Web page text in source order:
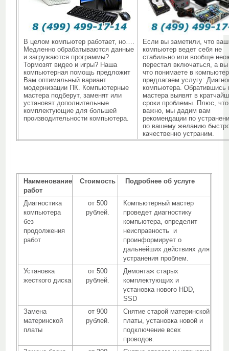
В целом компьютер работает, но….
Медленно обрабатываются данные
и загружаются программы?
Тормозят видео и игры? Наша
компьютерная помощь предложит
Вам оптимальный вариант
модернизации ПК. Компьютерные
мастера подберут, заменят или
установят дополнительные
комплектующие для большей
производительности компьютера.
Если вы заметили, что ваш
компьютер ведет себя не
стабильно или вообще
перестал включаться, а
что понимаете в
предлагаем услугу:
компьютера. Обратившись
мастера выявят в
сроки проблемы. Плюс,
важно, мы дадим вам
рекомендации по
по вашему желанию
качественно устраним.
Наименование
работ
Стоимость Подробнее об услуге
Диагностика
компьютера
без
продолжения
работ
от 500
рублей.
Компьютерный мастер
проведет диагностику
компьютера, определит
неисправность и
проинформирует о
дальнейших действиях для
устранения проблем.
Установка
жесткого диска
от 500
рублей.
Демонтаж старых
комплектующих и
установка нового HDD,
SSD
Замена
материнской
платы
от 900
рублей.
Снятие старой материнской
платы, установка новой и
подключение всех
проводов.